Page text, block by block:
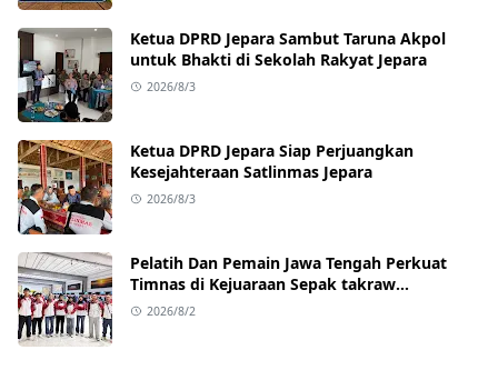
Ketua DPRD Jepara Sambut Taruna Akpol
untuk Bhakti di Sekolah Rakyat Jepara
2026/8/3
Ketua DPRD Jepara Siap Perjuangkan
Kesejahteraan Satlinmas Jepara
2026/8/3
Pelatih Dan Pemain Jawa Tengah Perkuat
Timnas di Kejuaraan Sepak takraw
Internasional
2026/8/2